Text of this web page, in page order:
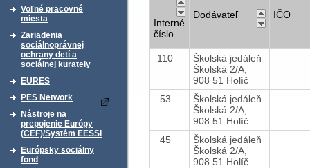
Voľné pracovné
miesta
Zariadenia
sociálnoprávnej
ochrany detí a
sociálnej kurately
EURES
PES Network
Nástroje na
prepojenie Európy
(CEF)/Systém EESSI
Európsky sociálny
fond
Interné
číslo
Dodávateľ IČO
110
Školská jedáleň
Školská 2/A,
908 51 Holíč
53
Školská jedáleň
Školská 2/A,
908 51 Holíč
45
Školská jedáleň
Školská 2/A,
908 51 Holíč